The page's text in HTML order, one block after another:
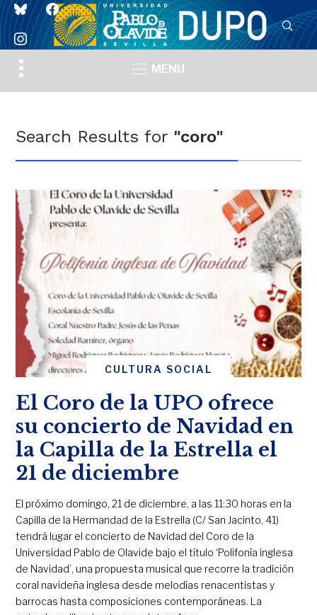
blueskyfacebook
instagram
Toggle
sidebar
MENU
Search Results for "coro"
CULTURA SOCIAL
El Coro de la UPO ofrece
su concierto de Navidad en
la Capilla de la Estrella el
21 de diciembre
El próximo domingo, 21 de diciembre, a las 11:30 horas en la
Capilla de la Hermandad de la Estrella (C/ San Jacinto, 41)
tendrá lugar el concierto de Navidad del Coro de la
Universidad Pablo de Olavide bajo el título ‘Polifonía inglesa
de Navidad’, una propuesta musical que recorre la tradición
coral navideña inglesa desde melodías renacentistas y
barrocas hasta composiciones contemporáneas. La